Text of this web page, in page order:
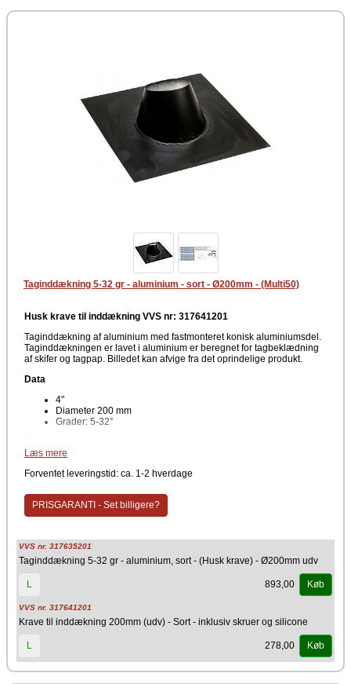
Taginddækning 5-32 gr - aluminium - sort - Ø200mm - (Multi50)
Husk krave til inddækning VVS nr: 317641201
Taginddækning af aluminium med fastmonteret konisk aluminiumsdel.
Taginddækningen er lavet i aluminium er beregnet for tagbeklædning
af skifer og tagpap. Billedet kan afvige fra det oprindelige produkt.
Data
4"
Diameter 200 mm
Grader: 5-32°
Metalbestos Multi50
Læs mere
Forventet leveringstid: ca. 1-2 hverdage
PRISGARANTI - Set billigere?
VVS nr. 317635201
Taginddækning 5-32 gr - aluminium, sort - (Husk krave) - Ø200mm udv
L 893,00 Køb
VVS nr. 317641201
Krave til inddækning 200mm (udv) - Sort - inklusiv skruer og silicone
L 278,00 Køb